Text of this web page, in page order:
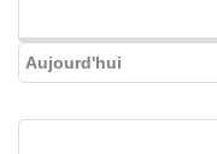
Aujourd'hui